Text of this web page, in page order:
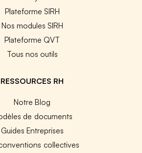
Plateforme SIRH
Nos modules SIRH
Plateforme QVT
Tous nos outils
RESSOURCES RH
Notre Blog
de documents
Guides Entreprises
collectives